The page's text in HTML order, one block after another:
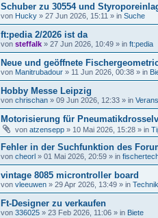
Schuber zu 30554 und
von Hucky » 27 Jun 2026, 15:11 » in Suche
ft:pedia 2/2026 ist da
von steffalk » 27 Jun 2026, 10:49 » in ft:pedia
Neue und geöffnete
von Manitrubadour » 11 Jun 2026, 00:38 » in
Hobby Messe Leipzig
von chrischan » 09 Jun 2026, 12:33 » in
Motorisierung für
von atzensepp » 10 Mai 2026, 15:28 » in
Fehler in der Suchfunktion des
von cheorl » 01 Mai 2026, 20:59 » in
vintage 8085 microntroller board
von vleeuwen » 29 Apr 2026, 13:49 » in Technik
Ft-Designer zu verkaufen
von 336025 » 23 Feb 2026, 11:06 » in Biete